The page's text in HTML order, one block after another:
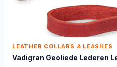
LEATHER COLLARS & LEASHES
Vadigran Geoliede Lederen